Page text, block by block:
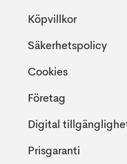
Köpvillkor
Säkerhetspolicy
Cookies
Företag
Digital
Prisgaranti